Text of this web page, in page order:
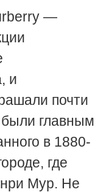
—
и
почти
главным
в 1880-
где
Мур. Не